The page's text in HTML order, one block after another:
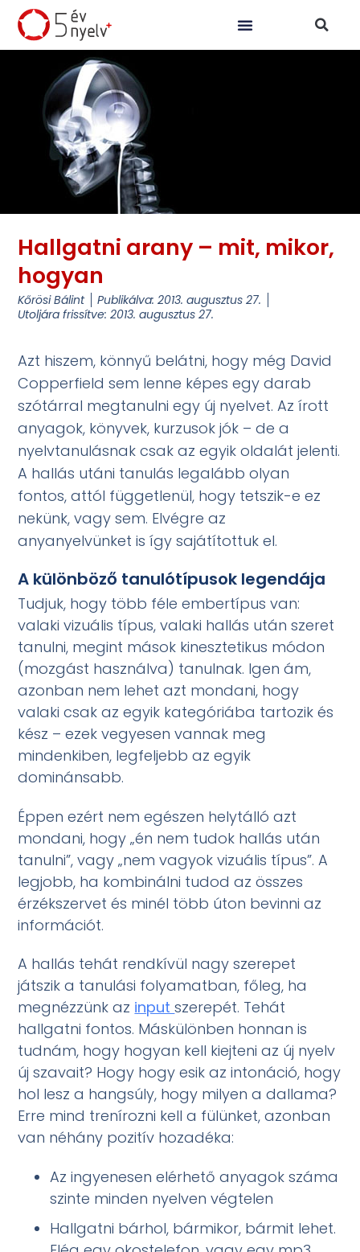
Hallgatni arany – mit, mikor,
hogyan
Kőrösi Bálint Publikálva: 2013. augusztus 27.
Utoljára frissítve: 2013. augusztus 27.
Azt hiszem, könnyű belátni, hogy még David
Copperfield sem lenne képes egy darab
szótárral megtanulni egy új nyelvet. Az írott
anyagok, könyvek, kurzusok jók – de a
nyelvtanulásnak csak az egyik oldalát jelenti.
A hallás utáni tanulás legalább olyan
fontos, attól függetlenül, hogy tetszik-e ez
nekünk, vagy sem. Elvégre az
anyanyelvünket is így sajátítottuk el.
A különböző tanulótípusok legendája
Tudjuk, hogy több féle embertípus van:
valaki vizuális típus, valaki hallás után szeret
tanulni, megint mások kinesztetikus módon
(mozgást használva) tanulnak. Igen ám,
azonban nem lehet azt mondani, hogy
valaki csak az egyik kategóriába tartozik és
kész – ezek vegyesen vannak meg
mindenkiben, legfeljebb az egyik
dominánsabb.
Éppen ezért nem egészen helytálló azt
mondani, hogy „én nem tudok hallás után
tanulni”, vagy „nem vagyok vizuális típus”. A
legjobb, ha kombinálni tudod az összes
érzékszervet és minél több úton bevinni az
információt.
A hallás tehát rendkívül nagy szerepet
játszik a tanulási folyamatban, főleg, ha
megnézzünk az inputszerepét. Tehát
hallgatni fontos. Máskülönben honnan is
tudnám, hogy hogyan kell kiejteni az új nyelv
új szavait? Hogy hogy esik az intonáció, hogy
hol lesz a hangsúly, hogy milyen a dallama?
Erre mind trenírozni kell a fülünket, azonban
van néhány pozitív hozadéka:
Az ingyenesen elérhető anyagok száma
szinte minden nyelven végtelen
Hallgatni bárhol, bármikor, bármit lehet.